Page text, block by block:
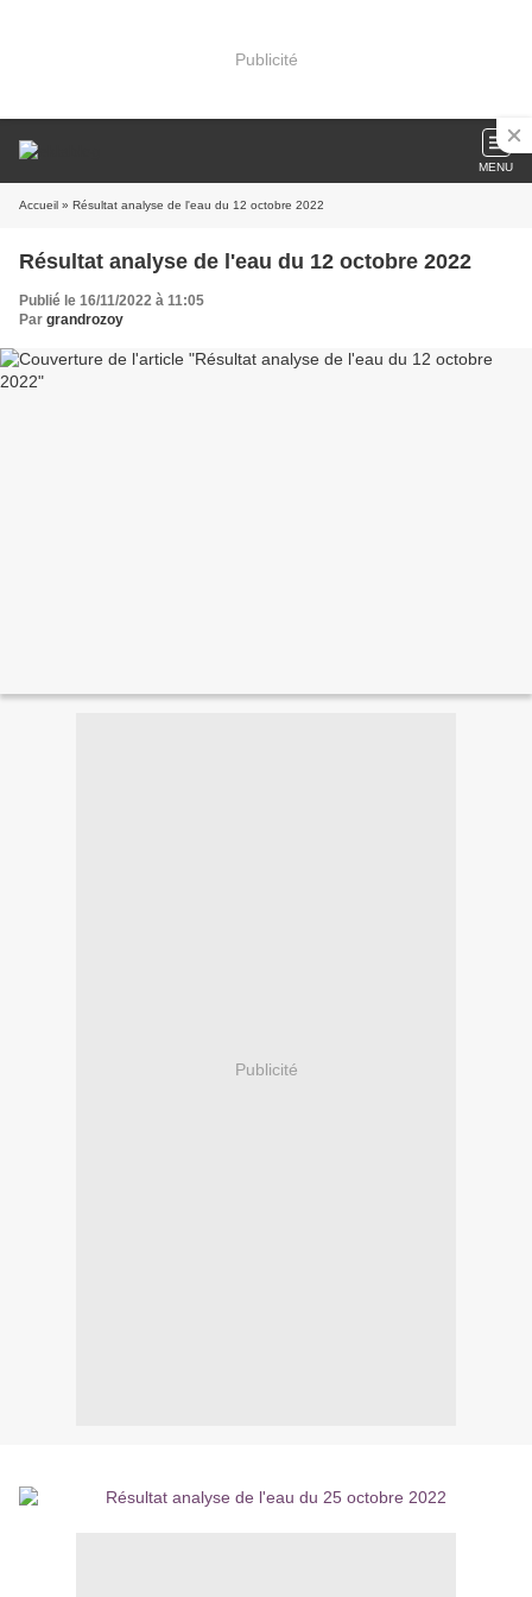
Publicité
MENU
Accueil » Résultat analyse de l'eau du 12 octobre 2022
Résultat analyse de l'eau du 12 octobre 2022
Publié le 16/11/2022 à 11:05
Par grandrozoy
Publicité